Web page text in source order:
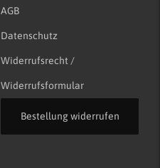
AGB
Datenschutz
Widerrufsrecht /
Widerrufsformular
Bestellung widerrufen